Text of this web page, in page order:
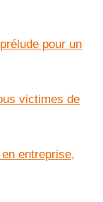
pour un
victimes de
en entreprise,